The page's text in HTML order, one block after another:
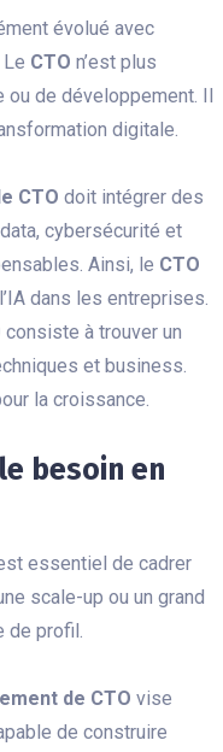
évolué avec
Le CTO n’est plus
ou de développement. Il
digitale.
CTO doit intégrer des
cybersécurité et
Ainsi, le CTO
dans les entreprises.
consiste à trouver un
et business.
la croissance.
besoin en
essentiel de cadrer
scale-up ou un grand
de profil.
de CTO vise
de construire